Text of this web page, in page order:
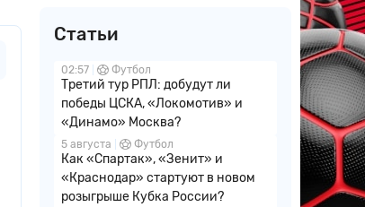
Статьи
02:57 Футбол
Третий тур РПЛ: добудут ли
победы ЦСКА, «Локомотив» и
«Динамо» Москва?
5 августа Футбол
Как «Спартак», «Зенит» и
«Краснодар» стартуют в новом
розыгрыше Кубка России?